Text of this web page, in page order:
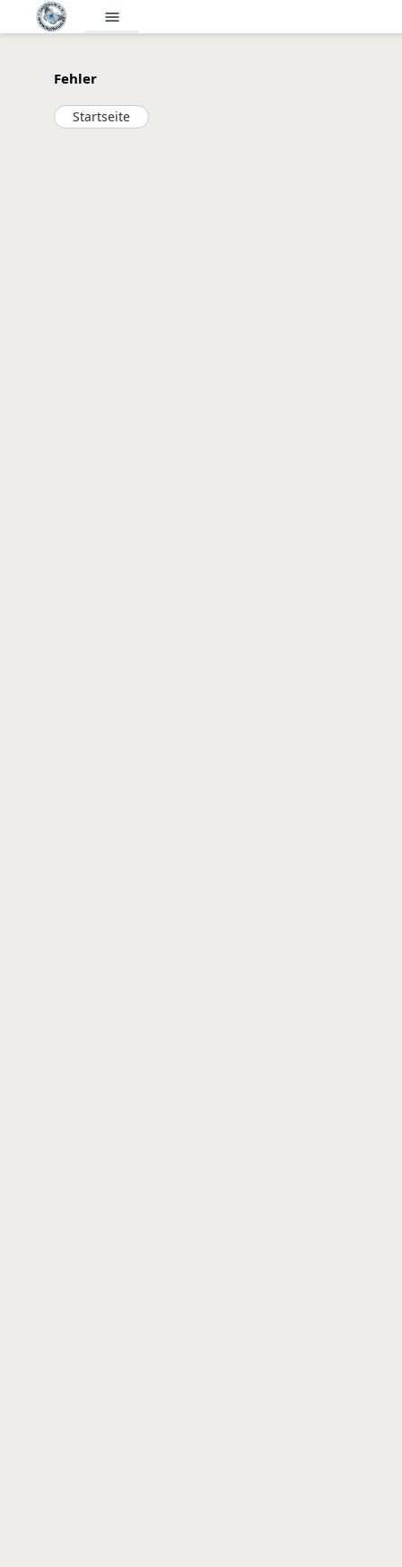
menu
Fehler
Startseite